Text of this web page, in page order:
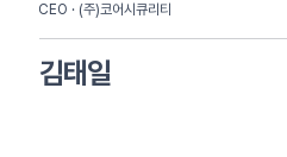
​김태일
CEO · (주)코어시큐리티